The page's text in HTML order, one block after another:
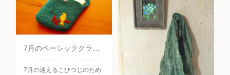
7月のベーシッククラスのご案内
7月の迷えるこひつじのため